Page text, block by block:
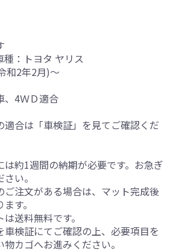
：トヨタ ヤリス
和2年2月)～
、4ＷＤ適合
合は「車検証」を見てご確認くだ
約1週間の納期が必要です。お急ぎ
い。
ご注文がある場合は、マット完成後
す。
送料無料です。
検証にてご確認の上、必要項目を
カゴへお進みください。